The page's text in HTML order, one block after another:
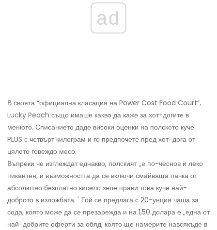
ad
В своята “официална класация на Power Cost Food Court”,
Lucky Peach също имаше какво да каже за хот-догите в
менюто. Списанието даде високи оценки на полското куче
PLUS с четвърт килограм и го предпочете пред хот-дога от
цялото говеждо месо.
Въпреки че изглеждат еднакво, полският „е по-чеснов и леко
пикантен; и възможността да се включи смайваща пачка от
абсолютно безплатно кисело зеле прави това куче най-
доброто в изложбата. ' Той се предлага с 20-унция чаша за
сода, която може да се презарежда и на 1,50 долара е „една от
най-добрите оферти за обяд, която ще намерите навсякъде в